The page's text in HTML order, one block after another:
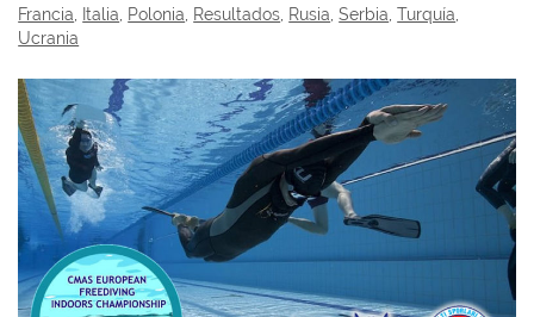
Francia Italia Polonia Resultados Rusia ,Serbia ,Turquía
Ucrania